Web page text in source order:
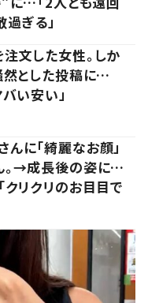
過ぎる」
文した女性。しか
然とした投稿に…
バい安い」
に「綺麗なお顔」
。→成長後の姿に…
クリクリのお目目で